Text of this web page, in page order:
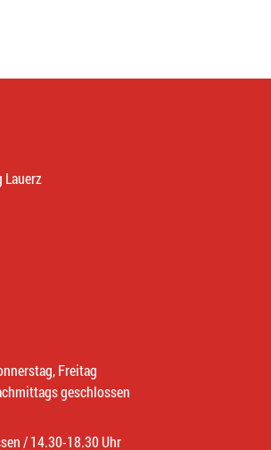
Lauerz
Freitag
geschlossen
/ 14.30-18.30 Uhr